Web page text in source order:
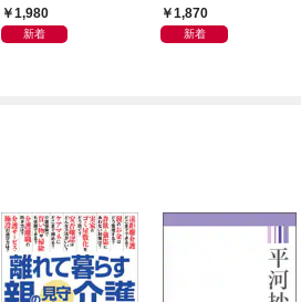
も「生産性」も手に入
れる方法
1,980
新着
1,870
新着